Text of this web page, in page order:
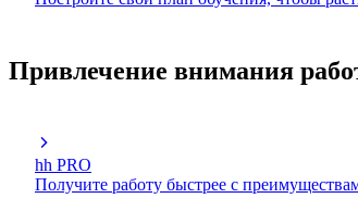
Привлечение внимания
hh PRO
Получите работу быстрее с